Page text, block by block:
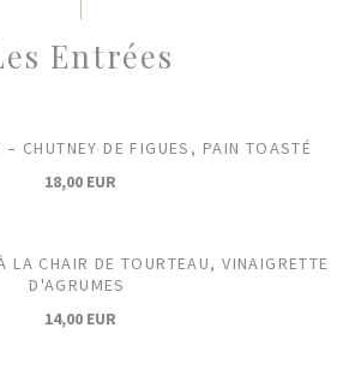
Entrées
CHUTNEY DE FIGUES, PAIN TOASTÉ
18,00 EUR
LA CHAIR DE TOURTEAU, VINAIGRETTE
D'AGRUMES
14,00 EUR